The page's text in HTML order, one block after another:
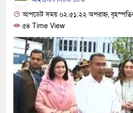
স্বরাষ্ট্রমন্ত্রী
আপডেট সময় ০২:৫১:২২ অপরাহ্ন,
৫৪ Time View